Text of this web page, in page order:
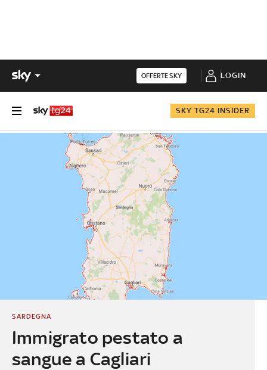
OFFERTE SKY LOGIN
SKY TG24 INSIDER
Immigrato pestato a
sangue a Cagliari
SARDEGNA